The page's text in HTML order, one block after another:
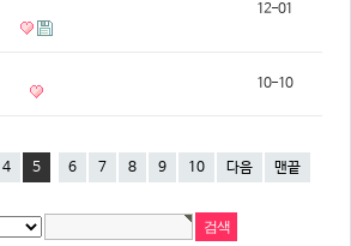
12-01
10-10
4 5 6 7 8 9 10 다음 맨끝